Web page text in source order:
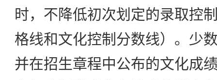
时，不降低初次划定的录取控
格线和文化控制分数线）。少
并在招生章程中公布的文化成